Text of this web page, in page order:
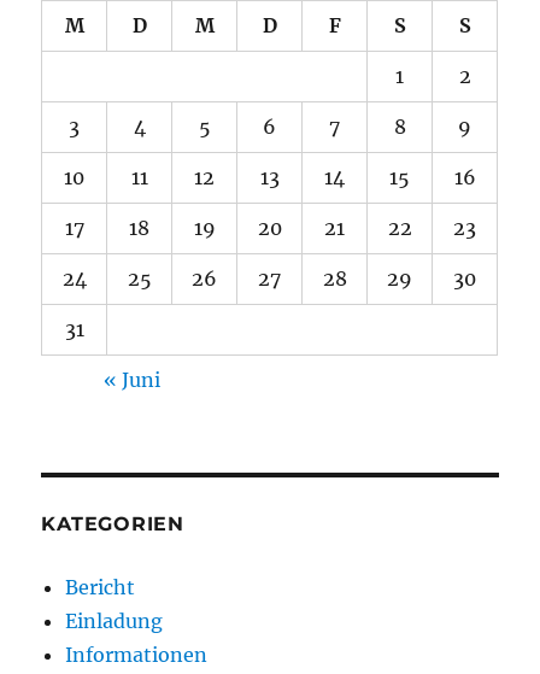
M D M D F S S
1 2
3 4 5 6 7 8 9
10 11 12 13 14 15 16
17 18 19 20 21 22 23
24 25 26 27 28 29 30
31
« Juni
KATEGORIEN
Bericht
Einladung
Informationen